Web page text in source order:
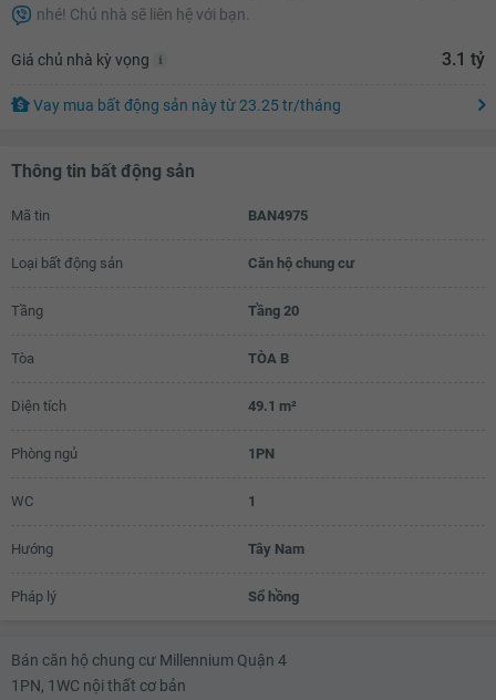
2.82 tỷ
2.88 tỷ
2.9 tỷ
2.92 tỷ
2.94 tỷ
3.02 tỷ
3.04 tỷ
3.06 tỷ
3.1 tỷ
nhé! Chủ nhà sẽ liên hệ với bạn.
Giá chủ nhà kỳ vọng 3.1 tỷ
Vay mua bất động sản nàytừ23.25 tr/tháng
Thông tin bất động sản
Mã tin BAN4975
Loại bất động sản Căn hộ chung cư
Tầng Tầng 20
Tòa TÒA B
Diện tích 49.1 m²
Phòng ngủ 1PN
WC 1
Hướng Tây Nam
Pháp lý Sổ hồng
Bán căn hộ chung cư Millennium Quận 4
1PN, 1WC nội thất cơ bản